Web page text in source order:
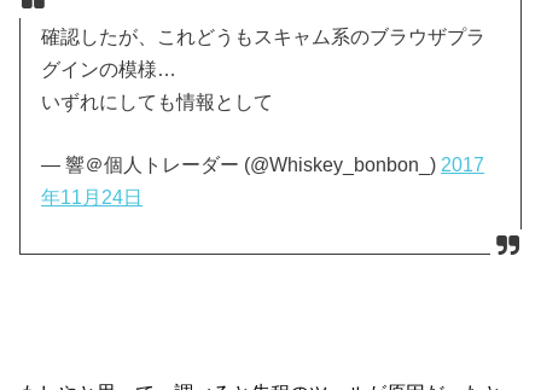
確認したが、これどうもスキャム系のブラウザプラ
グインの模様…
いずれにしても情報として
— 響＠個人トレーダー (@Whiskey_bonbon_) 2017
年11月24日